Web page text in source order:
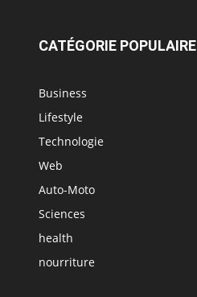
CATÉGORIE POPULAIRE
Business
Lifestyle
Technologie
Web
Auto-Moto
Sciences
health
nourriture